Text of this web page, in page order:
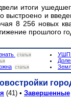
итоги
выстроено и
8 256 новых
прошлого
статья
статья
УШП.
(41) • Завершенные